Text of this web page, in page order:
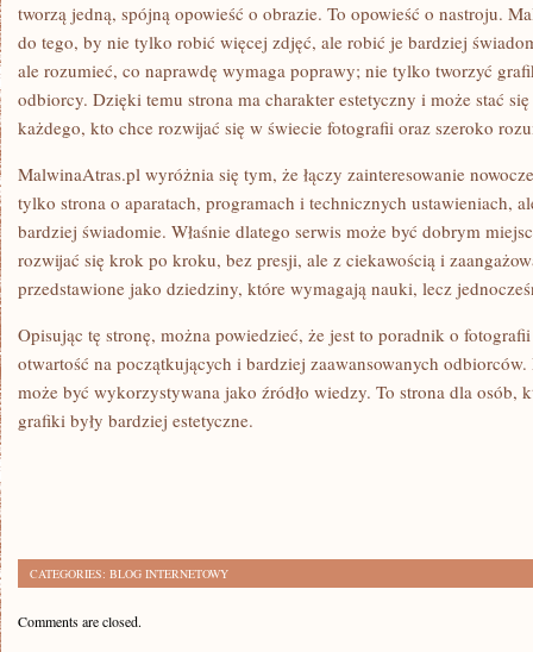
tworzą jedną, spójną opowieść o obrazie. To opowieść o nastroju.
do tego, by nie tylko robić więcej zdjęć, ale robić je bardziej
ale rozumieć, co naprawdę wymaga poprawy; nie tylko tworzyć
odbiorcy. Dzięki temu strona ma charakter estetyczny i może stać
każdego, kto chce rozwijać się w świecie fotografii oraz szeroko
MalwinaAtras.pl wyróżnia się tym, że łączy zainteresowanie
tylko strona o aparatach, programach i technicznych ustawieniach,
bardziej świadomie. Właśnie dlatego serwis może być dobrym
rozwijać się krok po kroku, bez presji, ale z ciekawością i
przedstawione jako dziedziny, które wymagają nauki, lecz
Opisując tę stronę, można powiedzieć, że jest to poradnik o
otwartość na początkujących i bardziej zaawansowanych
może być wykorzystywana jako źródło wiedzy. To strona dla osób,
grafiki były bardziej estetyczne.
CATEGORIES: BLOG INTERNETOWY
Comments are closed.